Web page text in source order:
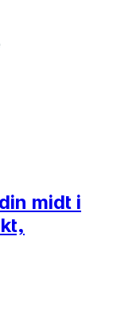
midt i